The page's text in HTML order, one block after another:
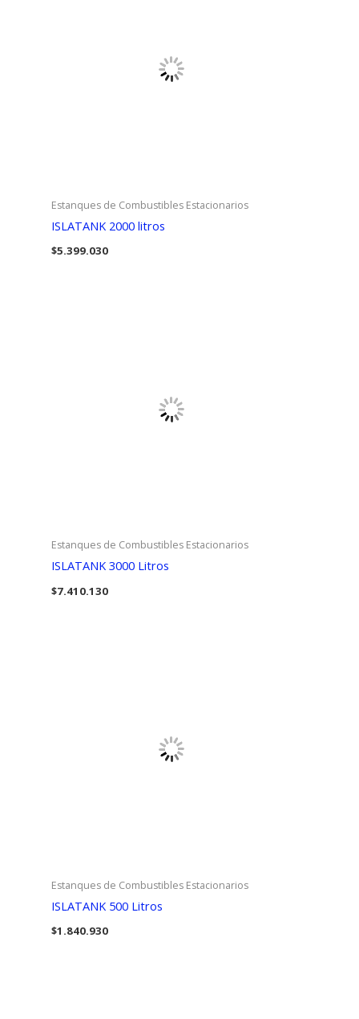
Estanques de Combustibles Estacionarios
ISLATANK 2000 litros
$5.399.030
Estanques de Combustibles Estacionarios
ISLATANK 3000 Litros
$7.410.130
Estanques de Combustibles Estacionarios
ISLATANK 500 Litros
$1.840.930